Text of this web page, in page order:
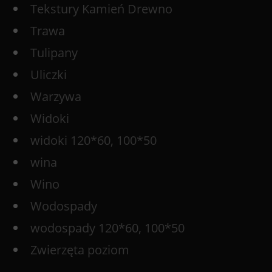
Tekstury Kamień Drewno
Trawa
Tulipany
Uliczki
Warzywa
Widoki
widoki 120*60, 100*50
wina
Wino
Wodospady
wodospady 120*60, 100*50
Zwierzęta poziom